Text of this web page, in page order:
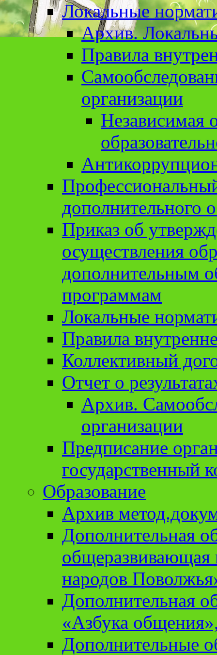
Локальные
Архив.
Правила
организации
Независимая
дополнительного
Приказ об
осуществления
дополнительным
программам
Локальные
Правила
Коллективный
Отчет о
Архив.
организации
Предписание
государственный
Образование
Архив
Дополнительная
народов
Дополнительная
«Азбука
Дополнительные